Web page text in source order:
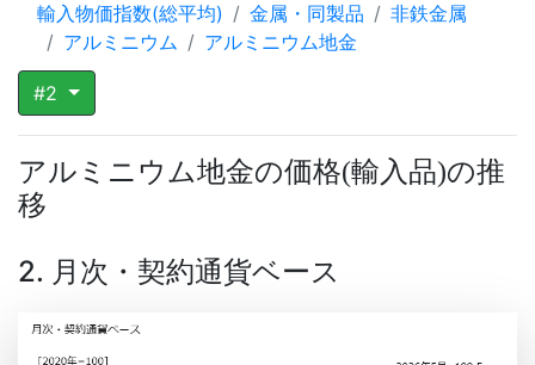
輸入物価指数(総平均) 金属・同製品
非鉄金属
アルミニウム
アルミニウム地金
#2
アルミニウム地金の価格(輸入品)の推
移
2. 月次・契約通貨ベース